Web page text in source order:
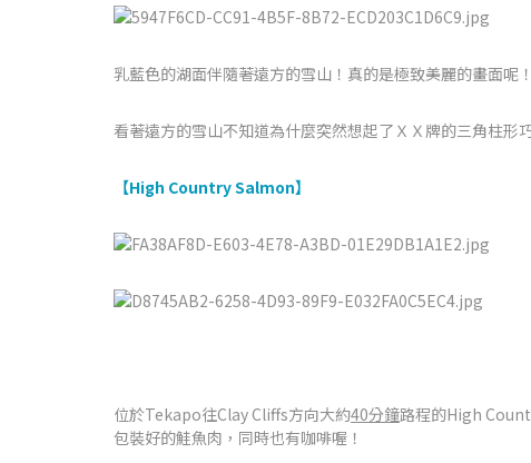
乳藍色的湖面伴隨著遠方的雪山！真的是極致美麗的畫面呢
看著遠方的雪山不知道為什麼突然想起了ＸＸ牌的三角柱形
【High Country Salmon】
位於Tekapo往Clay Cliffs方向大約40分鐘路程的High
包裝好的鮭魚肉，同時也有咖啡喔！